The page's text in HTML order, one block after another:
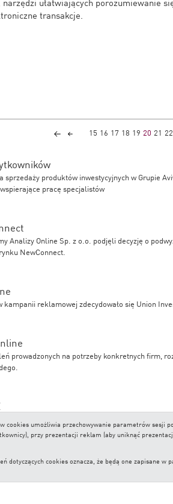
transakcje.
15 16 17 18 19 20 21 22
sprzedaży produktów inwestycyjnych w Grupie
pracę specjalistów
Analizy Online Sp. z o.o. podjęli decyzję o
NewConnect.
kampanii reklamowej zdecydowało się Union
prowadzonych na potrzeby konkretnych firm,
oceny swojego funduszu w rankingu Analiz Online
umożliwia przechowywanie parametrów sesji
przy prezentacji reklam (aby uniknąć
cookies oznacza, że będą one zapisane